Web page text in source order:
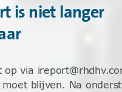
is niet langer
op via
blijven. Na